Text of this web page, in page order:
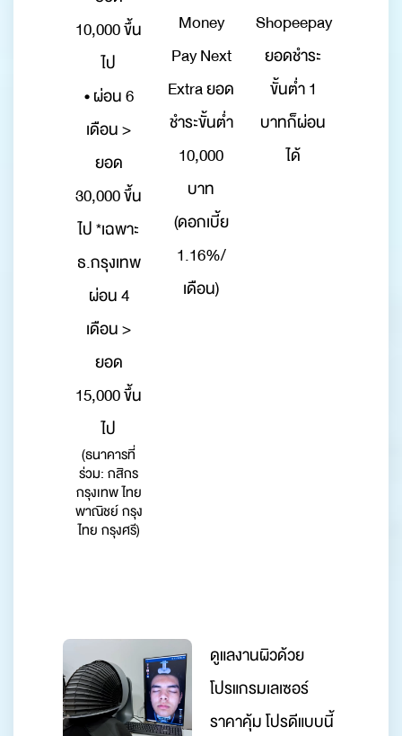
10,000 ขึ้น
ไป
• ผ่อน 6
เดือน >
ยอด
30,000 ขึ้น
ไป *เฉพาะ
ธ.กรุงเทพ
ผ่อน 4
เดือน >
ยอด
15,000 ขึ้น
ไป
(ธนาคารที่
ร่วม: กสิกร
กรุงเทพ ไทย
พาณิชย์ กรุง
ไทย กรุงศรี)
Money
Pay Next
Extra ยอด
ชำระขั้นต่ำ
10,000
บาท
(ดอกเบี้ย
1.16%/
เดือน)
Shopeepay
ยอดชำระ
ขั้นต่ำ 1
บาทก็ผ่อน
ได้
ดูแลงานผิวด้วย
โปรแกรมเลเซอร์
ราคาคุ้ม โปรดีแบบนี้